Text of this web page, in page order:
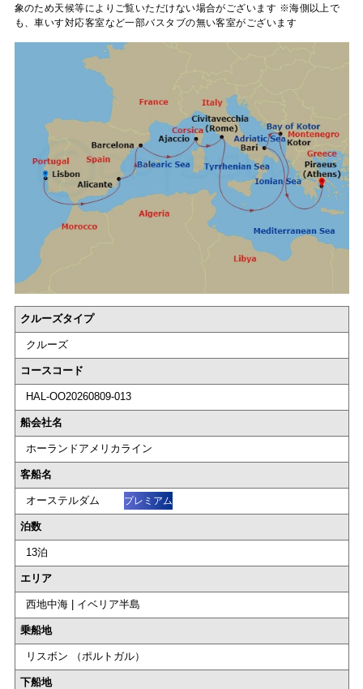
象のため天候等によりご覧いただけない場合がございます ※海側以上で
も、車いす対応客室など一部バスタブの無い客室がございます
クルーズタイプ
クルーズ
コースコード
HAL-OO20260809-013
船会社名
ホーランドアメリカライン
客船名
オーステルダム プレミアム
泊数
13泊
エリア
西地中海 | イベリア半島
乗船地
リスボン （ポルトガル）
下船地